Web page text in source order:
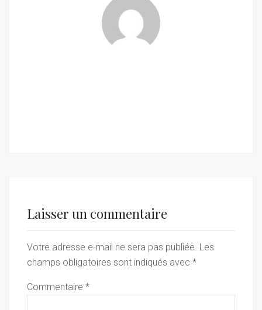
Laisser un commentaire
Votre adresse e-mail ne sera pas publiée. Les
champs obligatoires sont indiqués avec *
Commentaire *